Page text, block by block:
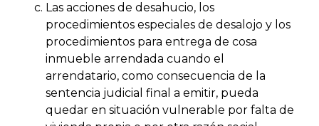
Las acciones de desahucio, los
procedimientos especiales de desalojo y los
procedimientos para entrega de cosa
inmueble arrendada cuando el
arrendatario, como consecuencia de la
sentencia judicial final a emitir, pueda
quedar en situación vulnerable por falta de